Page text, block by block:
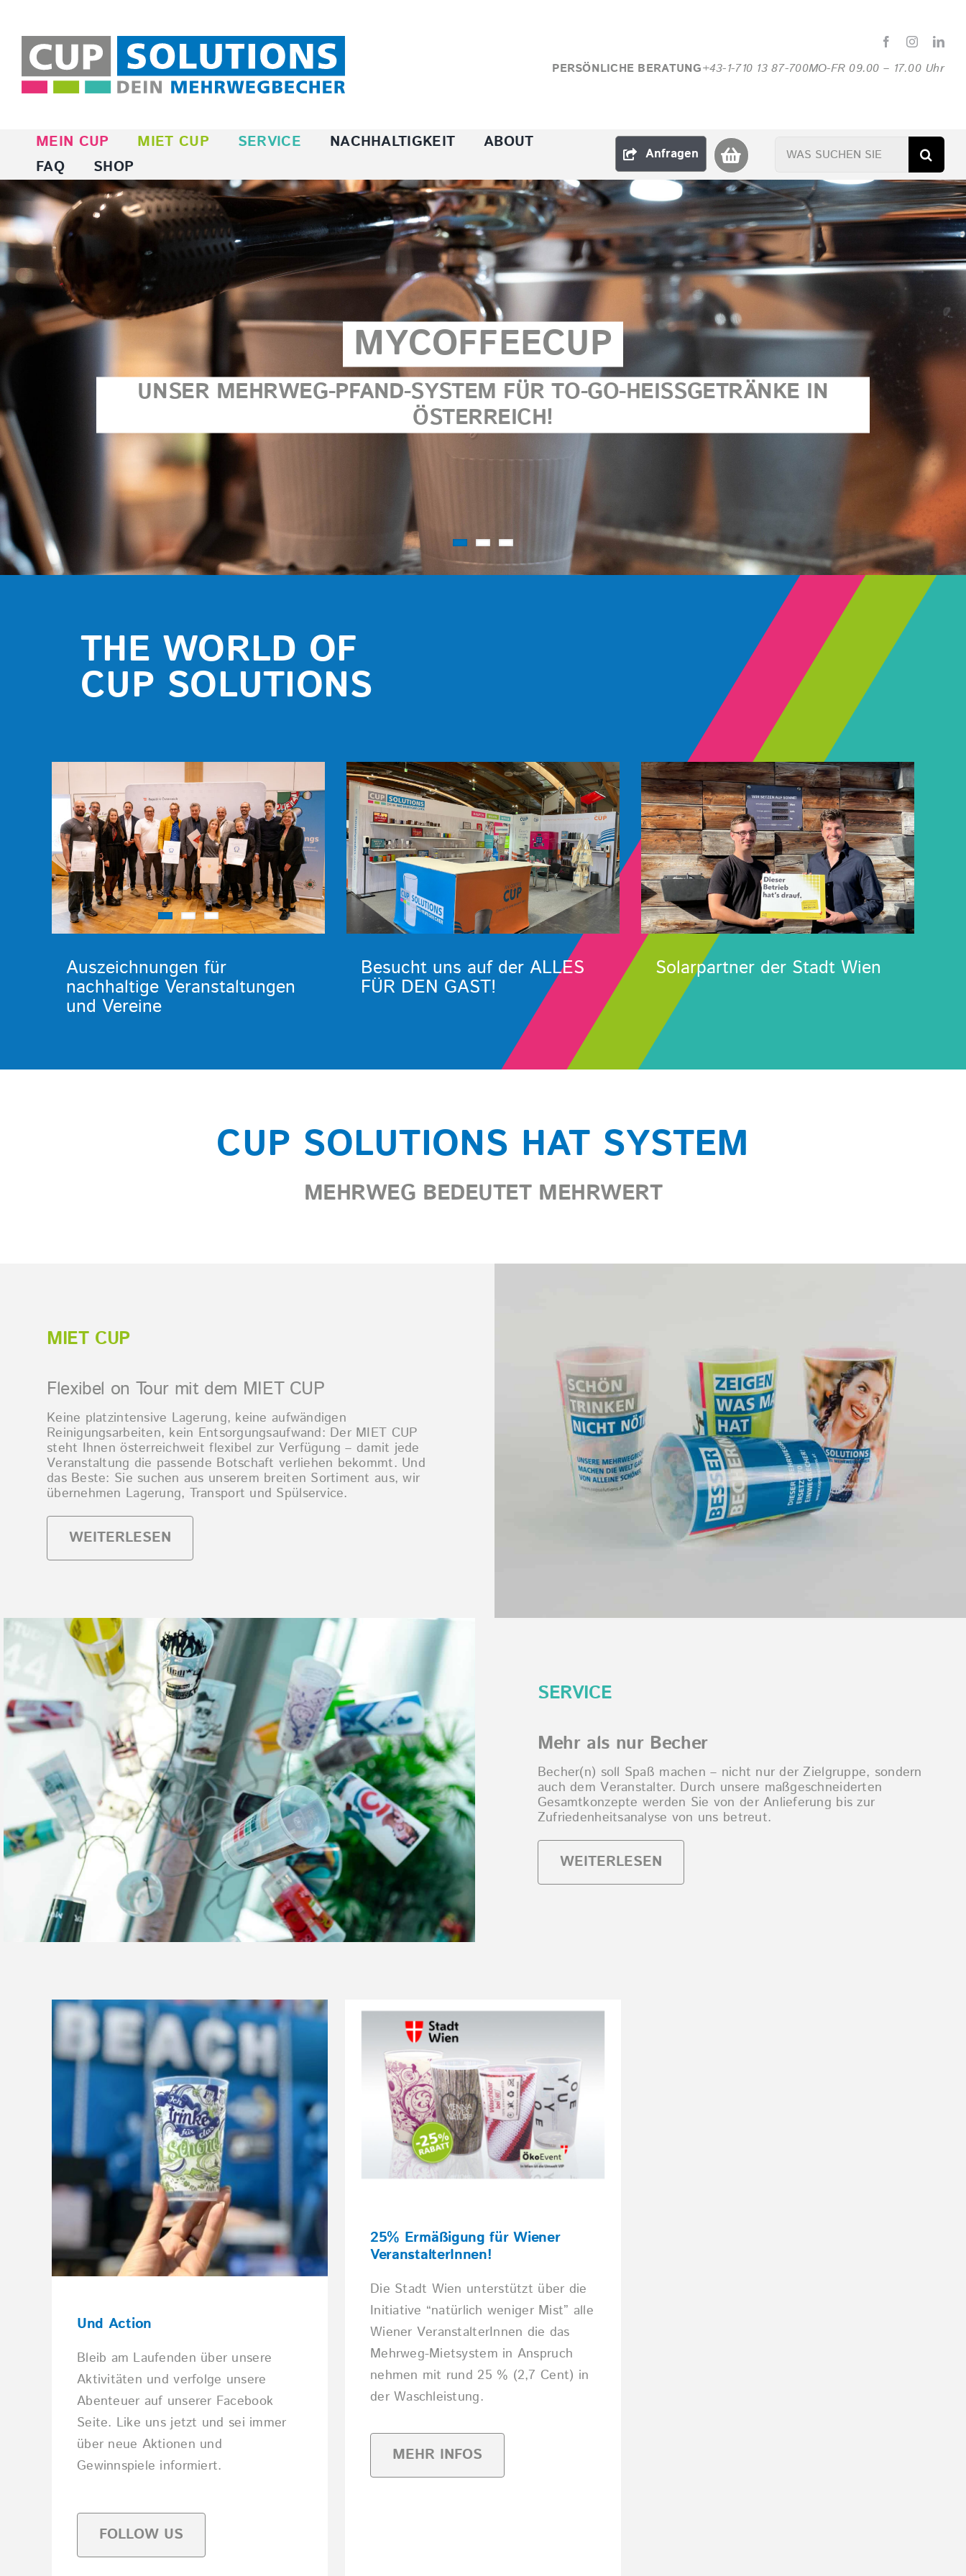
Inhalt
springen
PERSÖNLICHE BERATUNG+43-1-710 13 87-700MO-FR 09.00 – 17.00 Uhr
MEIN CUP MIET CUP SERVICE NACHHALTIGKEIT
ABOUT
FAQ
SHOP
Anfragen
Suche
MYCOFFEECUP
UNSER MEHRWEG-PFAND-SYSTEM FÜR TO-GO-HEISSGETRÄNKE IN
ÖSTERREICH!
THE WORLD OF
CUP SOLUTIONS
Auszeichnungen für
nachhaltige Veranstaltungen
und Vereine
Besucht uns auf der ALLES
FÜR DEN GAST!
Solarpartner der Stadt Wien
CUP SOLUTIONS HAT SYSTEM
MEHRWEG BEDEUTET MEHRWERT
MIET CUP
Flexibel on Tour mit dem MIET CUP
Keine platzintensive Lagerung, keine aufwändigen
Reinigungsarbeiten, kein Entsorgungsaufwand: Der MIET CUP
steht Ihnen österreichweit flexibel zur Verfügung – damit jede
Veranstaltung die passende Botschaft verliehen bekommt. Und
das Beste: Sie suchen aus unserem breiten Sortiment aus, wir
übernehmen Lagerung, Transport und Spülservice.
WEITERLESEN
SERVICE
Mehr als nur Becher
Becher(n) soll Spaß machen – nicht nur der Zielgruppe, sondern
auch dem Veranstalter. Durch unsere maßgeschneiderten
Gesamtkonzepte werden Sie von der Anlieferung bis zur
Zufriedenheitsanalyse von uns betreut.
WEITERLESEN
Und Action
Bleib am Laufenden über unsere
Aktivitäten und verfolge unsere
Abenteuer auf unserer Facebook
Seite. Like uns jetzt und sei immer
über neue Aktionen und
Gewinnspiele informiert.
FOLLOW US
25% Ermäßigung für Wiener
VeranstalterInnen!
Die Stadt Wien unterstützt über die
Initiative “natürlich weniger Mist” alle
Wiener VeranstalterInnen die das
Mehrweg-Mietsystem in Anspruch
nehmen mit rund 25 % (2,7 Cent) in
der Waschleistung.
MEHR INFOS